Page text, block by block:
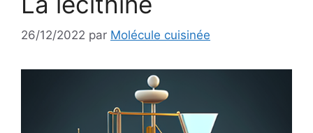
26/12/2022 par Molécule cuisinée